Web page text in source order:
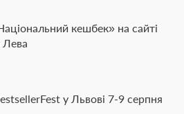
кешбек» на сайті
Лева
у Львові 7-9 серпня